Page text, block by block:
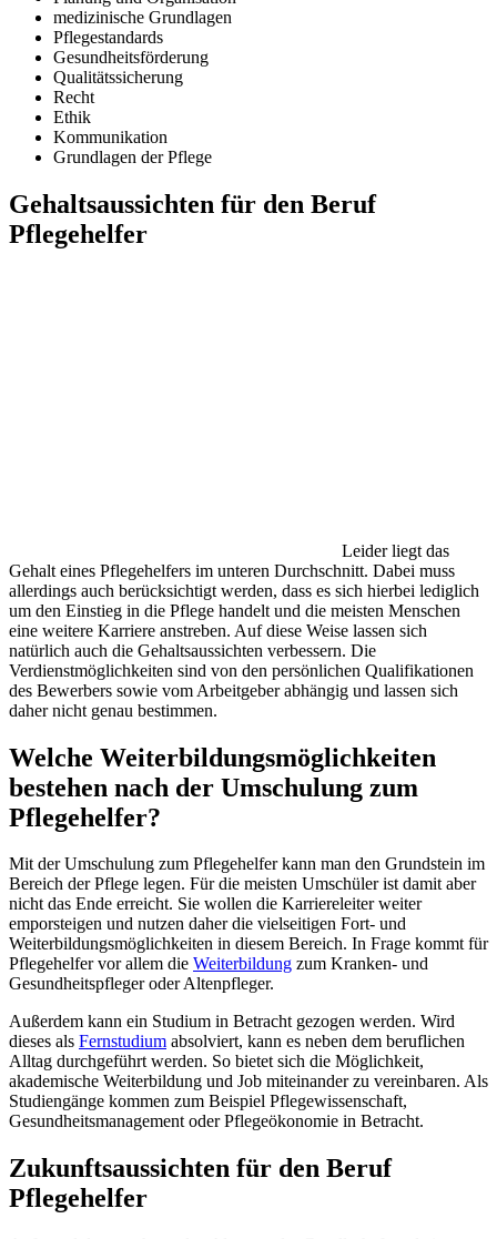
medizinische Grundlagen
Pflegestandards
Gesundheitsförderung
Qualitätssicherung
Recht
Ethik
Kommunikation
Grundlagen der Pflege
Gehaltsaussichten für den Beruf
Pflegehelfer
Leider liegt das
Gehalt eines Pflegehelfers im unteren Durchschnitt. Dabei muss
allerdings auch berücksichtigt werden, dass es sich hierbei lediglich
um den Einstieg in die Pflege handelt und die meisten Menschen
eine weitere Karriere anstreben. Auf diese Weise lassen sich
natürlich auch die Gehaltsaussichten verbessern. Die
Verdienstmöglichkeiten sind von den persönlichen Qualifikationen
des Bewerbers sowie vom Arbeitgeber abhängig und lassen sich
daher nicht genau bestimmen.
Welche Weiterbildungsmöglichkeiten
bestehen nach der Umschulung zum
Pflegehelfer?
Mit der Umschulung zum Pflegehelfer kann man den Grundstein im
Bereich der Pflege legen. Für die meisten Umschüler ist damit aber
nicht das Ende erreicht. Sie wollen die Karriereleiter weiter
emporsteigen und nutzen daher die vielseitigen Fort- und
Weiterbildungsmöglichkeiten in diesem Bereich. In Frage kommt für
Pflegehelfer vor allem die Weiterbildung zum Kranken- und
Gesundheitspfleger oder Altenpfleger.
Außerdem kann ein Studium in Betracht gezogen werden. Wird
dieses als Fernstudium absolviert, kann es neben dem beruflichen
Alltag durchgeführt werden. So bietet sich die Möglichkeit,
akademische Weiterbildung und Job miteinander zu vereinbaren. Als
Studiengänge kommen zum Beispiel Pflegewissenschaft,
Gesundheitsmanagement oder Pflegeökonomie in Betracht.
Zukunftsaussichten für den Beruf
Pflegehelfer